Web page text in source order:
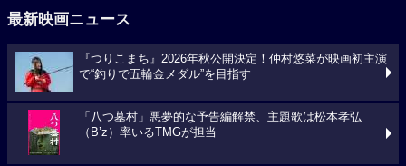
最新映画ニュース
『つりこまち』2026年秋公開決定！仲村悠菜が映画初主演
で“釣りで五輪金メダル”を目指す
「八つ墓村」悪夢的な予告編解禁、主題歌は松本孝弘
（B’z）率いるTMGが担当